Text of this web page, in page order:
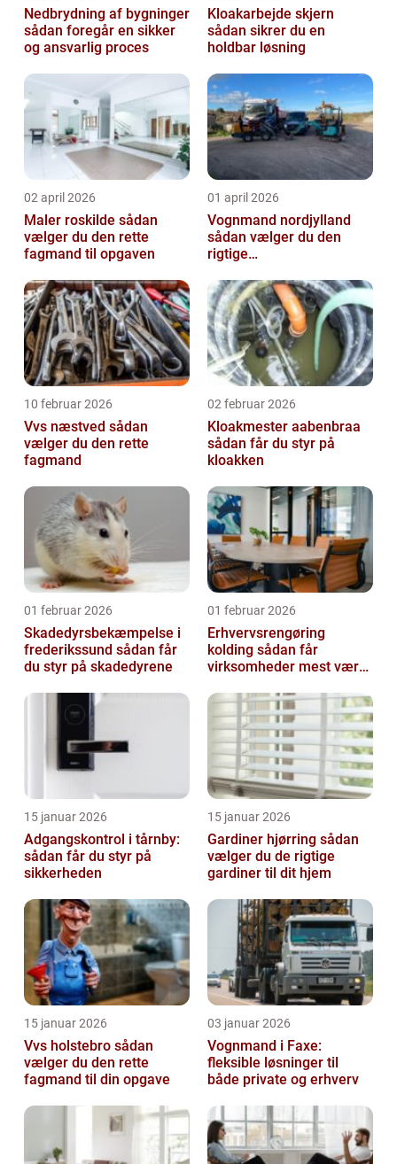
Nedbrydning af bygninger
sådan foregår en sikker
og ansvarlig proces
Kloakarbejde skjern
sådan sikrer du en
holdbar løsning
02 april 2026
Maler roskilde sådan
vælger du den rette
fagmand til opgaven
01 april 2026
Vognmand nordjylland
sådan vælger du den
rigtige
10 februar 2026
Vvs næstved sådan
vælger du den rette
fagmand
02 februar 2026
Kloakmester aabenbraa
sådan får du styr på
kloakken
01 februar 2026
Skadedyrsbekæmpelse i
frederikssund sådan får
du styr på skadedyrene
01 februar 2026
Erhvervsrengøring
kolding sådan får
virksomheder mest værdi
15 januar 2026
Adgangskontrol i tårnby:
sådan får du styr på
sikkerheden
15 januar 2026
Gardiner hjørring sådan
vælger du de rigtige
gardiner til dit hjem
15 januar 2026
Vvs holstebro sådan
vælger du den rette
fagmand til din opgave
03 januar 2026
Vognmand i Faxe:
fleksible løsninger til
både private og erhverv